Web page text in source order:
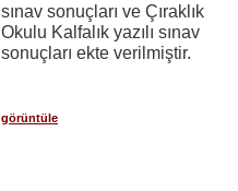
sınav sonuçları ve Çıraklık
Okulu Kalfalık yazılı sınav
sonuçları ekte verilmiştir.
görüntüle